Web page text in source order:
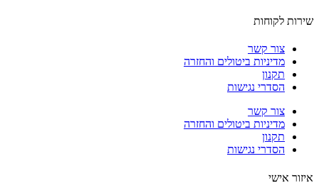
לקוחות
צור קשר
מדיניות ביטולים והחזרה
תקנון
הסדרי נגישות
צור קשר
מדיניות ביטולים והחזרה
תקנון
הסדרי נגישות
אישי